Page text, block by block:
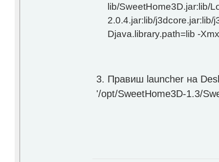
lib/SweetHome3D.jar:lib/
2.0.4.jar:lib/j3dcore.jar:lib/
Djava.library.path=lib -
3. Правиш launcher на
'/opt/SweetHome3D-1.3/